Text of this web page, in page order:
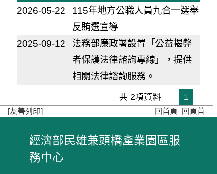
2026-05-22
115年地方公職人員九合一選舉
反賄選宣導
2025-09-12
法務部廉政署設置「公益揭弊
者保護法律諮詢專線」，提供
相關法律諮詢服務。
共 2項資料 1
[友善列印] 回首頁 回頁首
:
:
經濟部民雄兼頭橋產業園區服
務中心